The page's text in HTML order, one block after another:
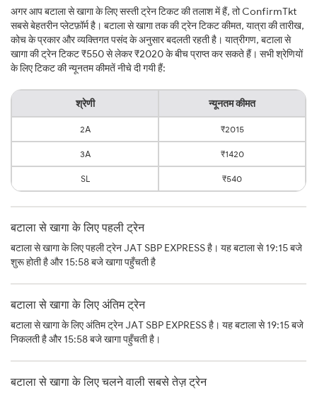
अगर आप बटाला से खागा के लिए सस्ती ट्रेन टिकट की तलाश में हैं, तो ConfirmTkt
सबसे बेहतरीन प्लेटफ़ॉर्म है। बटाला से खागा तक की ट्रेन टिकट कीमत, यात्रा की तारीख,
कोच के प्रकार और व्यक्तिगत पसंद के अनुसार बदलती रहती है। यात्रीगण, बटाला से
खागा की ट्रेन टिकट ₹550 से लेकर ₹2020 के बीच प्राप्त कर सकते हैं। सभी श्रेणियों
के लिए टिकट की न्यूनतम कीमतें नीचे दी गयी हैं:
श्रेणी न्यूनतम कीमत
2A ₹2015
3A ₹1420
SL ₹540
बटाला से खागा के लिए पहली ट्रेन
बटाला से खागा के लिए पहली ट्रेन JAT SBP EXPRESS है। यह बटाला से 19:15 बजे
शुरू होती है और 15:58 बजे खागा पहुँचती है
बटाला से खागा के लिए अंतिम ट्रेन
बटाला से खागा के लिए अंतिम ट्रेन JAT SBP EXPRESS है। यह बटाला से 19:15 बजे
निकलती है और 15:58 बजे खागा पहुँचती है।
बटाला से खागा के लिए चलने वाली सबसे तेज़ ट्रेन